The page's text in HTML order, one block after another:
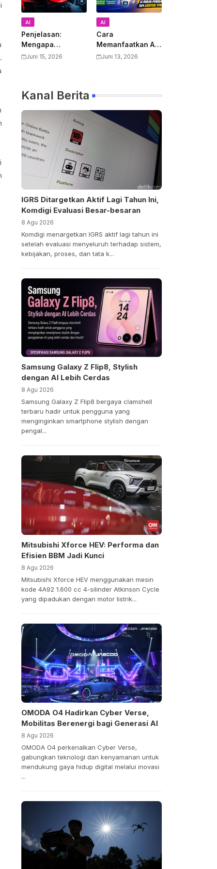
AI
Penjelasan:
Mengapa
Pemerintah AS
Anthropic Claude
Mythos
Juni 15, 2026
AI
Cara
Memanfaatkan AI
untuk Mendukung
Produktivitas dan
Pembelajaran
Juni 13, 2026
Kanal Berita
IGRS Ditargetkan Aktif Lagi Tahun Ini,
Komdigi Evaluasi Besar-besaran
8 Agu 2026
Komdigi menargetkan IGRS aktif lagi tahun ini
setelah evaluasi menyeluruh terhadap sistem,
kebijakan, proses, dan tata k...
Samsung Galaxy Z Flip8, Stylish
dengan AI Lebih Cerdas
8 Agu 2026
Samsung Galaxy Z Flip8 bergaya clamshell
terbaru hadir untuk pengguna yang
menginginkan smartphone stylish dengan
pengal...
Mitsubishi Xforce HEV: Performa dan
Efisien BBM Jadi Kunci
8 Agu 2026
Mitsubishi Xforce HEV menggunakan mesin
kode 4A92 1.600 cc 4-silinder Atkinson Cycle
yang dipadukan dengan motor listrik...
OMODA O4 Hadirkan Cyber Verse,
Mobilitas Berenergi bagi Generasi AI
8 Agu 2026
OMODA O4 perkenalkan Cyber Verse,
gabungkan teknologi dan kenyamanan untuk
mendukung gaya hidup digital melalui inovasi
...